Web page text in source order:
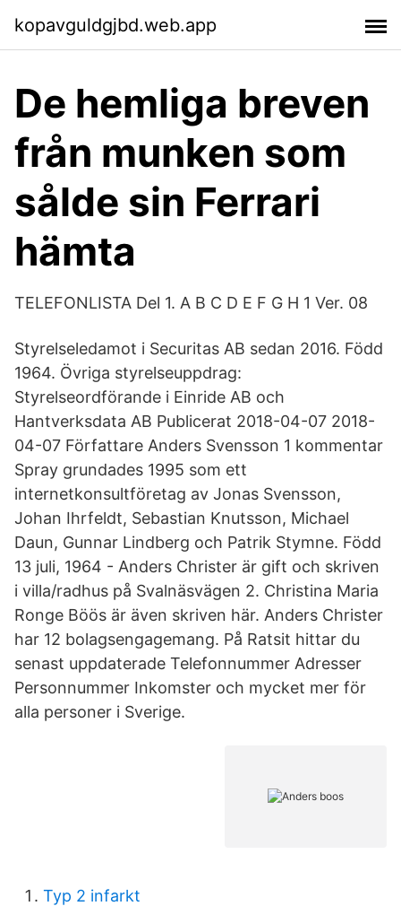
kopavguldgjbd.web.app
De hemliga breven
från munken som
sålde sin Ferrari
hämta
TELEFONLISTA Del 1. A B C D E F G H 1 Ver. 08
Styrelseledamot i Securitas AB sedan 2016. Född
1964. Övriga styrelseuppdrag:
Styrelseordförande i Einride AB och
Hantverksdata AB Publicerat 2018-04-07 2018-
04-07 Författare Anders Svensson 1 kommentar
Spray grundades 1995 som ett
internetkonsultföretag av Jonas Svensson,
Johan Ihrfeldt, Sebastian Knutsson, Michael
Daun, Gunnar Lindberg och Patrik Stymne. Född
13 juli, 1964 - Anders Christer är gift och skriven
i villa/radhus på Svalnäsvägen 2. Christina Maria
Ronge Böös är även skriven här. Anders Christer
har 12 bolagsengagemang. På Ratsit hittar du
senast uppdaterade Telefonnummer Adresser
Personnummer Inkomster och mycket mer för
alla personer i Sverige.
Typ 2 infarkt